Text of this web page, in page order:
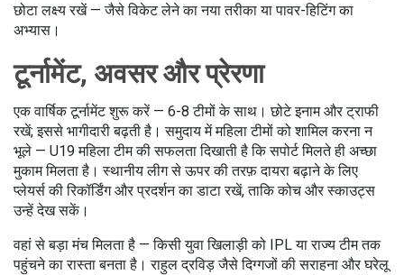
छोटा लक्ष्य रखें — जैसे विकेट लेने का नया तरीका या पावर-हिटिंग का
अभ्यास।
टूर्नामेंट, अवसर और प्रेरणा
एक वार्षिक टूर्नामेंट शुरू करें — 6-8 टीमों के साथ। छोटे इनाम और ट्राफी
रखें; इससे भागीदारी बढ़ती है। समुदाय में महिला टीमों को शामिल करना न
भूले — U19 महिला टीम की सफलता दिखाती है कि सपोर्ट मिलते ही अच्छा
मुकाम मिलता है। स्थानीय लीग से ऊपर की तरफ़ दायरा बढ़ाने के लिए
प्लेयर्स की रिकॉर्डिंग और प्रदर्शन का डाटा रखें, ताकि कोच और स्काउट्स
उन्हें देख सकें।
वहां से बड़ा मंच मिलता है — किसी युवा खिलाड़ी को IPL या राज्य टीम तक
पहुंचने का रास्ता बनता है। राहुल द्रविड़ जैसे दिग्गजों की सराहना और घरेलू